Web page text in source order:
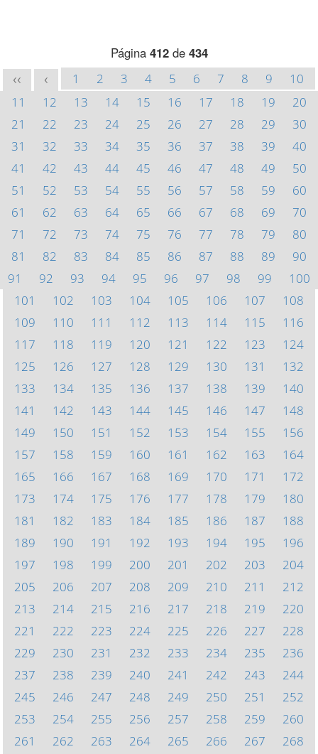
Página 412de 434
<< < 1 2 3 4 5 6 7 8 9
10
11
12 13 14 15 16 17 18 19
20
21
22 23 24 25 26 27 28 29
30
31
32 33 34 35 36 37 38 39
40
41
42 43 44 45 46 47 48 49
50
51
52 53 54 55 56 57 58 59
60
61
62 63 64 65 66 67 68 69
70
71
72 73 74 75 76 77 78 79
80
81
82 83 84 85 86 87 88 89
90
91
92 93 94 95 96 97 98 99
100
101
102 103 104 105 106 107
108
109
110 111 112 113 114 115
116
117
118 119 120 121 122 123
124
125
126 127 128 129 130 131
132
133
134 135 136 137 138 139
140
141
142 143 144 145 146 147
148
149
150 151 152 153 154 155
156
157
158 159 160 161 162 163
164
165
166 167 168 169 170 171
172
173
174 175 176 177 178 179
180
181
182 183 184 185 186 187
188
189
190 191 192 193 194 195
196
197
198 199 200 201 202 203
204
205
206 207 208 209 210 211
212
213
214 215 216 217 218 219
220
221
222 223 224 225 226 227
228
229
230 231 232 233 234 235
236
237
238 239 240 241 242 243
244
245
246 247 248 249 250 251
252
253
254 255 256 257 258 259
260
261
262 263 264 265 266 267
268